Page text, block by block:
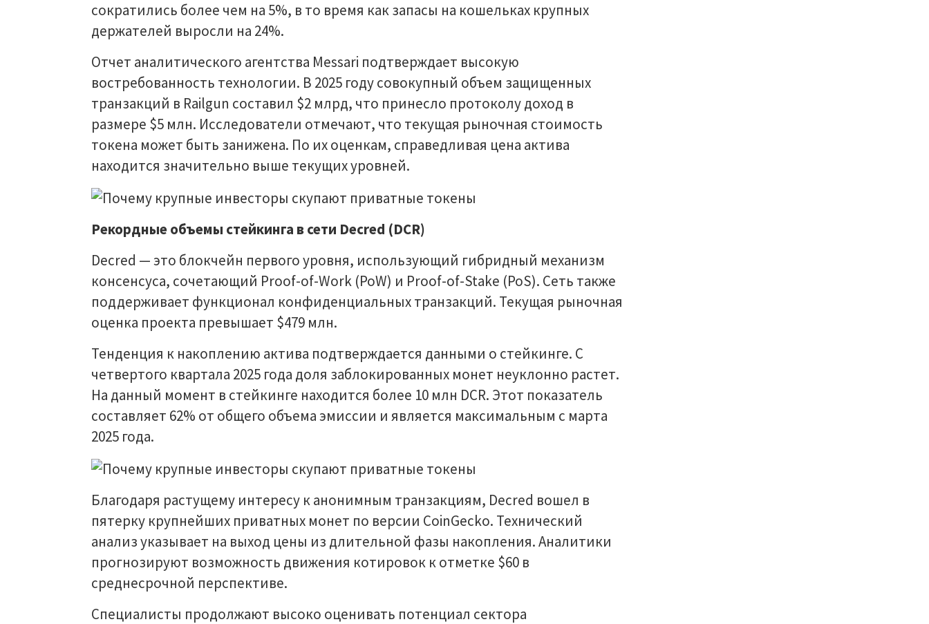
сократились более чем на 5%, в то время как запасы на кошельках крупных
держателей выросли на 24%.
Отчет аналитического агентства Messari подтверждает высокую
востребованность технологии. В 2025 году совокупный объем защищенных
транзакций в Railgun составил $2 млрд, что принесло протоколу доход в
размере $5 млн. Исследователи отмечают, что текущая рыночная стоимость
токена может быть занижена. По их оценкам, справедливая цена актива
находится значительно выше текущих уровней.
Рекордные объемы стейкинга в сети Decred (DCR)
Decred — это блокчейн первого уровня, использующий гибридный механизм
консенсуса, сочетающий Proof-of-Work (PoW) и Proof-of-Stake (PoS). Сеть также
поддерживает функционал конфиденциальных транзакций. Текущая рыночная
оценка проекта превышает $479 млн.
Тенденция к накоплению актива подтверждается данными о стейкинге. С
четвертого квартала 2025 года доля заблокированных монет неуклонно растет.
На данный момент в стейкинге находится более 10 млн DCR. Этот показатель
составляет 62% от общего объема эмиссии и является максимальным с марта
2025 года.
Благодаря растущему интересу к анонимным транзакциям, Decred вошел в
пятерку крупнейших приватных монет по версии CoinGecko. Технический
анализ указывает на выход цены из длительной фазы накопления. Аналитики
прогнозируют возможность движения котировок к отметке $60 в
среднесрочной перспективе.
Специалисты продолжают высоко оценивать потенциал сектора